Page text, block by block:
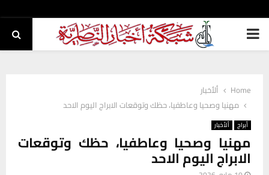
PRIMARY
Home
ألأخبار
مهنيا وصحيا وعاطفيا، حظك وتوقعات الابراج اليوم الاحد
أبراج ألأخبار
مهنيا وصحيا وعاطفيا، حظك وتوقعات
الابراج اليوم الاحد